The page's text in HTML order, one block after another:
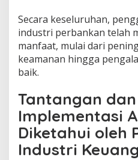
Secara keseluruhan,
industri perbankan telah
manfaat, mulai dari
keamanan hingga
baik.
Tantangan
Implementasi
Diketahui oleh
Industri